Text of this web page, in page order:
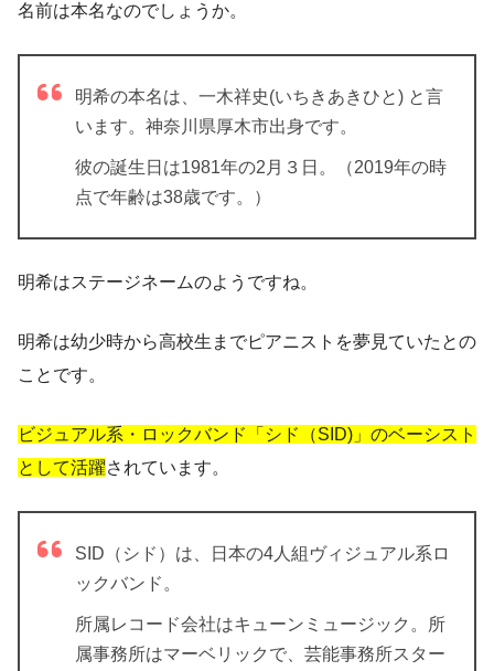
名前は本名なのでしょうか。
明希の本名は、一木祥史(いちきあきひと) と言
います。神奈川県厚木市出身です。
彼の誕生日は1981年の2月３日。（2019年の時
点で年齢は38歳です。）
明希はステージネームのようですね。
明希は幼少時から高校生までピアニストを夢見ていたとの
ことです。
ビジュアル系・ロックバンド「シド（SID)」のベーシスト
として活躍されています。
SID（シド）は、日本の4人組ヴィジュアル系ロ
ックバンド。
所属レコード会社はキューンミュージック。所
属事務所はマーベリックで、芸能事務所スター